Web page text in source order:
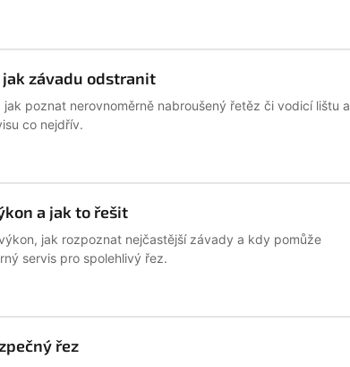
závadu odstranit
poznat nerovnoměrně nabroušený řetěz či vodicí lištu a
co nejdřív.
a jak to řešit
jak rozpoznat nejčastější závady a kdy pomůže
servis pro spolehlivý řez.
řez